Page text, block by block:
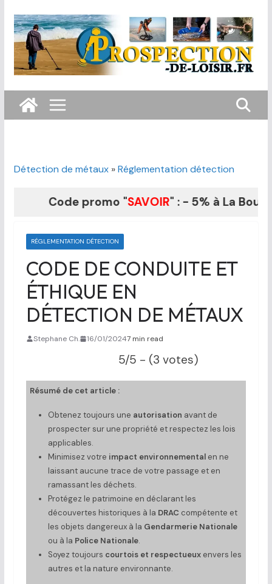
au
contenu
Détection de métaux»Réglementation détection
Code promo "SAVOIR" : - 5% à La
RÉGLEMENTATION DÉTECTION
CODE DE CONDUITE ET
ÉTHIQUE EN
DÉTECTION DE MÉTAUX
Stephane Ch. 16/01/20247 min read
5/5 - (3 votes)
Résumé de cet article :
Obtenez toujours une autorisation avant de
prospecter sur une propriété et respectez les lois
applicables.
Minimisez votre impact environnemental en ne
laissant aucune trace de votre passage et en
ramassant les déchets.
Protégez le patrimoine en déclarant les
découvertes historiques à la DRAC compétente et
les objets dangereux à la Gendarmerie Nationale
ou à la Police Nationale.
Soyez toujours courtois et respectueux envers les
autres et la nature environnante.